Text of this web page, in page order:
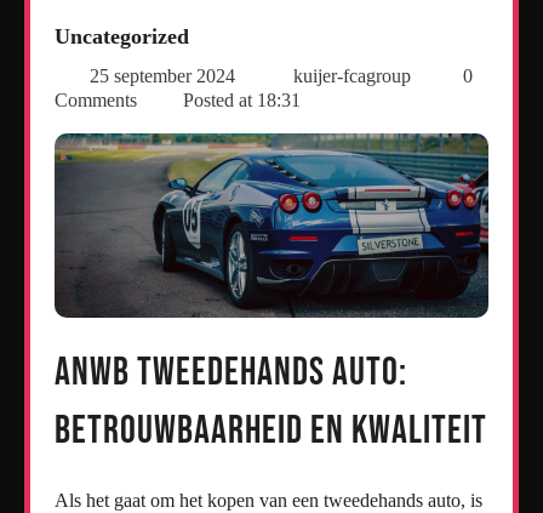
Uncategorized
25 september 2024 kuijer-fcagroup
0
Comments
Posted at 18:31
ANWB Tweedehands Auto:
Betrouwbaarheid en Kwaliteit
Als het gaat om het kopen van een tweedehands auto, is